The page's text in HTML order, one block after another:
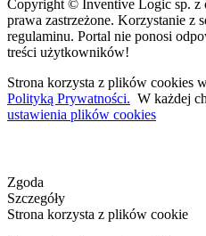
Copyright © Inventive Logic sp. z
prawa zastrzeżone. Korzystanie z
regulaminu. Portal nie ponosi
treści użytkowników!
Strona korzysta z plików cookies
Polityką Prywatności. W każdej
ustawienia plików cookies
Zgoda
Szczegóły
Strona korzysta z plików cookie